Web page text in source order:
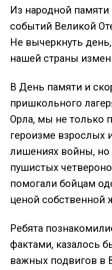
Из народной
событий Великой
Не вычеркнуть
нашей страны
В День памяти и
пришкольного
Орла, мы не только
героизме взрослых
лишениях войны,
пушистых
помогали бойцам
ценой собственной
Ребята
фактами, казалось
важных подвигов в